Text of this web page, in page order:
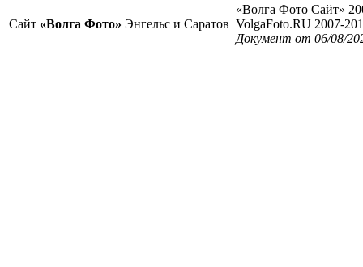
Сайт «Волга Фото» Энгельс и Саратов
«Волга Фото Сайт»
VolgaFoto.RU 2007-
Документ от 06/08/